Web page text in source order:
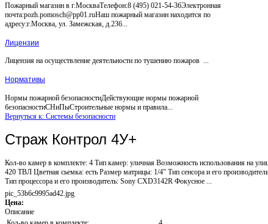
Пожарный магазин в г.МоскваТелефон:8 (495) 021-54-36Электронная
почта:pozh.pomosch@pp01.ruНаш пожарный магазин находится по
адресу:г.Москва, ул. Замежская, д.236...
Лицензии
Лицензия на осуществление деятельности по тушению пожаров ...
Нормативы
Нормы пожарной безопасностиДействующие нормы пожарной
безопасностиСНиПыСтроительные нормы и правила...
Вернуться к: Системы безопасности
Страж Контрол 4У+
Кол-во камер в комплекте: 4 Тип камер: уличная Возможность использования на
420 ТВЛ Цветная сьемка: есть Размер матрицы: 1/4" Тип сенсора и его
Тип процессора и его производитель: Sony CXD3142R Фокусное ...
pic_53b6c9995ad42.jpg
Цена:
Описание